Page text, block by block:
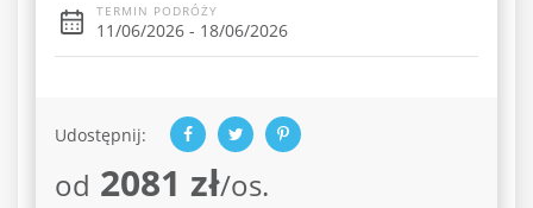
TERMIN PODRÓŻY
11/06/2026 - 18/06/2026
Udostępnij:
od 2081 zł/os.